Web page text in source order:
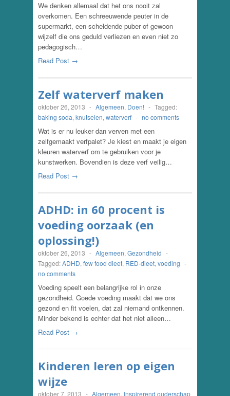
We denken allemaal dat het ons nooit zal
overkomen. Een schreeuwende peuter in de
supermarkt, een scheldende puber of gewoon
wijzelf die ons geduld verliezen en even niet zo
pedagogisch…
Read Post →
Zelf waterverf maken
oktober 26, 2013 - Algemeen, Doen! - Tagged:
baking soda, knutselen, waterverf - no comments
Wat is er nu leuker dan verven met een
zelfgemaakt verfpalet? Je kiest en maakt je eigen
kleuren waterverf om te gebruiken voor je
kunstwerken. Bovendien is deze verf veilig…
Read Post →
ADHD: in 60 procent is
voeding oorzaak (en
oplossing!)
oktober 26, 2013 - Algemeen, Gezondheid -
Tagged:ADHD, few food dieet, RED-dieet, voeding -
no comments
Voeding speelt een belangrijke rol in onze
gezondheid. Goede voeding maakt dat we ons
gezond en fit voelen, dat zal niemand ontkennen.
Minder bekend is echter dat het niet alleen…
Read Post →
Kinderen leren op eigen
wijze
oktober 7, 2013 - Algemeen, Inspirerend ouderschap